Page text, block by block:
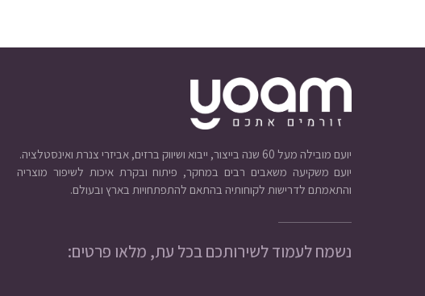
יועם מובילה מעל 60 שנה בייצור, ייבוא ושיווק ברזים, אביזרי צנרת ואינסטלציה.
יועם משקיעה משאבים רבים במחקר, פיתוח ובקרת איכות לשיפור מוצריה
והתאמתם לדרישות לקוחותיה בהתאם להתפתחויות בארץ ובעולם.
נשמח לעמוד לשירותכם בכל עת, מלאו פרטים: